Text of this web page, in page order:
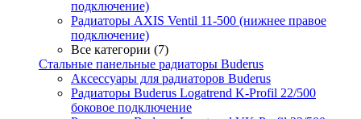
подключение)
Радиаторы AXIS Ventil 11-500 (нижнее правое
подключение)
Все категории (7)
Стальные панельные радиаторы Buderus
Аксессуары для радиаторов Buderus
Радиаторы Buderus Logatrend K-Profil 22/500
боковое подключение